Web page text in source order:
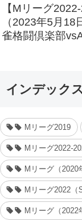
【Mリーグ
（2023年5月
雀格闘倶楽部
インデックス
Mリーグ2019
Mリーグ2022-
Mリーグ（2020
Mリーグ2022（
Mリーグ（2022